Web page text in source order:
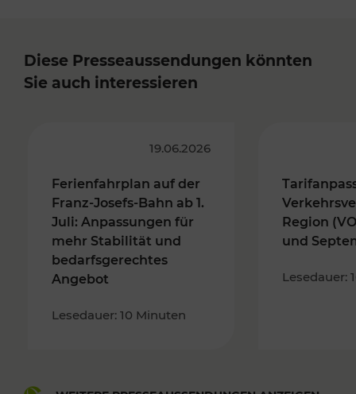
Diese Presseaussendungen könnten
Sie auch interessieren
19.06.2026
Ferienfahrplan auf der
Franz-Josefs-Bahn ab 1.
Juli: Anpassungen für
mehr Stabilität und
bedarfsgerechtes
Angebot
Lesedauer: 10 Minuten
Region
und
Lesedauer: